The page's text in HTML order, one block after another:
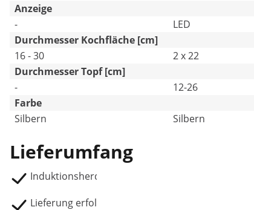
Anzeige
-
LED
Durchmesser Kochfläche [cm]
16 - 30
2 x 22
Durchmesser Topf [cm]
-
12-26
Farbe
Silbern
Silbern
Lieferumfang
Induktionsherd RCIC-8500
Lieferung erfolgt OHNE Netzstecker.